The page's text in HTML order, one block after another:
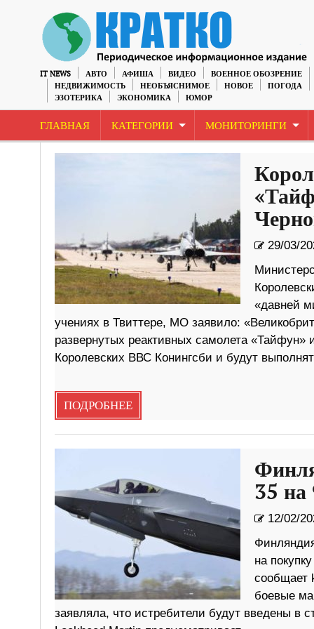
IT NEWS АВТО АФИША ВИДЕО
ВОЕННОЕ ОБОЗРЕНИЕ
НЕДВИЖИМОСТЬ
НЕОБЪЯСНИМОЕ НОВОЕ
ПОГОДА
ЭЗОТЕРИКА
ЭКОНОМИКА ЮМОР
ГЛАВНАЯ КАТЕГОРИИ МОНИТОРИНГИ
29/03/
«давней
учениях в Твиттере, МО заявило:
развернутых реактивных самолета
Королевских ВВС Конингсби и будут
ПОДРОБНЕЕ
35 на
12/02/
на
сообщает
боевые
заявляла, что истребители будут введены в